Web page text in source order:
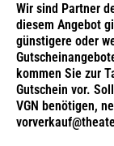
Wir sind Partner
diesem Angebot
günstigere oder
kommen Sie zur
Gutschein vor.
VGN benötigen,